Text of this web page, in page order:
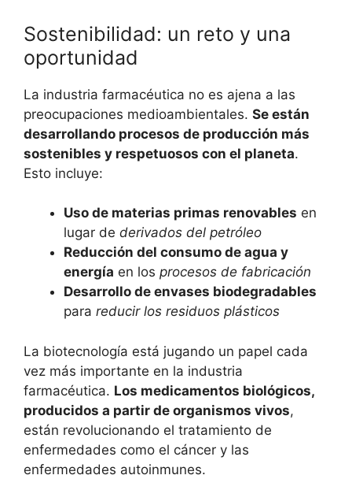
Sostenibilidad: un reto y una
oportunidad
La industria farmacéutica no es ajena a las
preocupaciones medioambientales. Se están
desarrollando procesos de producción más
sostenibles y respetuosos con el planeta.
Esto incluye:
Uso de materias primas renovables en
lugar de derivados del petróleo
Reducción del consumo de agua y
energía en los procesos de fabricación
Desarrollo de envases biodegradables
para reducir los residuos plásticos
La biotecnología está jugando un papel cada
vez más importante en la industria
farmacéutica. Los medicamentos biológicos,
producidos a partir de organismos vivos,
están revolucionando el tratamiento de
enfermedades como el cáncer y las
enfermedades autoinmunes.